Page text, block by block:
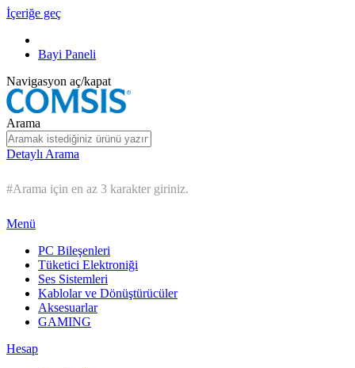
İçeriğe geç
Bayi Paneli
Navigasyon aç/kapat
Arama
Detaylı Arama
#Arama için en az 3 karakter giriniz.
Menü
PC Bileşenleri
Tüketici Elektroniği
Ses Sistemleri
Kablolar ve Dönüştürücüler
Aksesuarlar
GAMING
Hesap